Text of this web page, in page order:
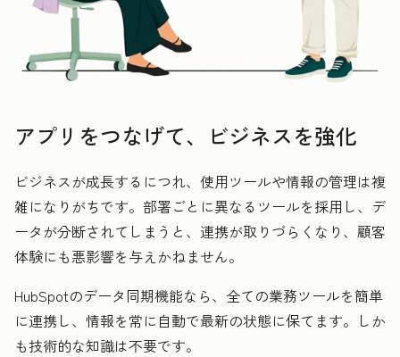
アプリをつなげて、ビジネスを強化
ビジネスが成長するにつれ、使用ツールや情報の管理は複
雑になりがちです。部署ごとに異なるツールを採用し、デ
ータが分断されてしまうと、連携が取りづらくなり、顧客
体験にも悪影響を与えかねません。
HubSpotのデータ同期機能なら、全ての業務ツールを簡単
に連携し、情報を常に自動で最新の状態に保てます。しか
も技術的な知識は不要です。